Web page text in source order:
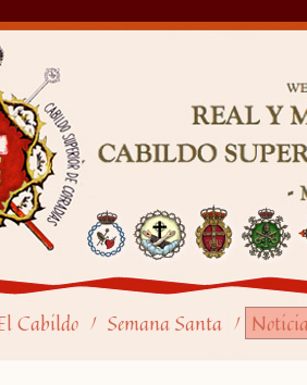
Cabildo / Semana Santa /